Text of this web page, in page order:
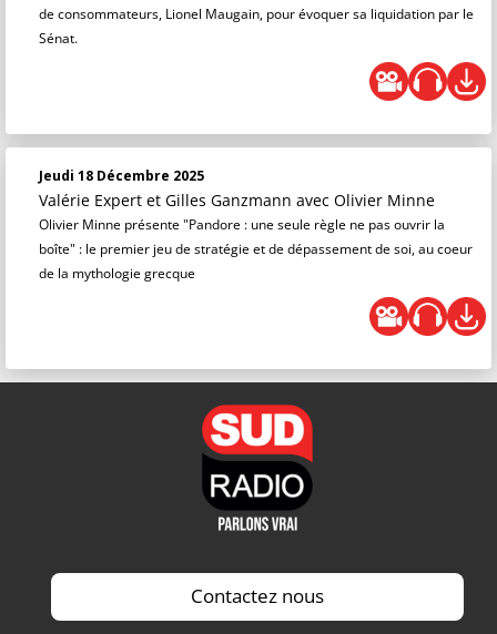
de consommateurs, Lionel Maugain, pour évoquer sa liquidation par le
Sénat.
Jeudi 18 Décembre 2025
Valérie Expert et Gilles Ganzmann avec Olivier Minne
Olivier Minne présente "Pandore : une seule règle ne pas ouvrir la
boîte" : le premier jeu de stratégie et de dépassement de soi, au coeur
de la mythologie grecque
Contactez nous